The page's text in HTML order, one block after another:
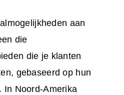
aan
die
die je klanten
gebaseerd op hun
In Noord-Amerika